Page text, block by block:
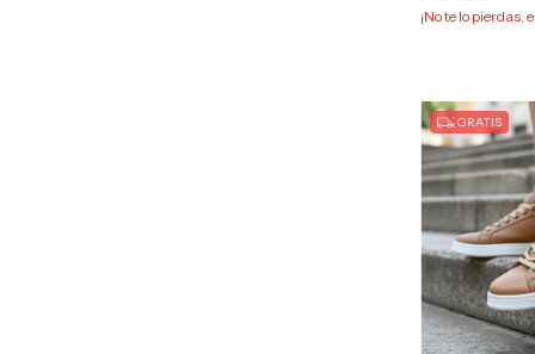
¡No te lo pierdas,
GRATIS